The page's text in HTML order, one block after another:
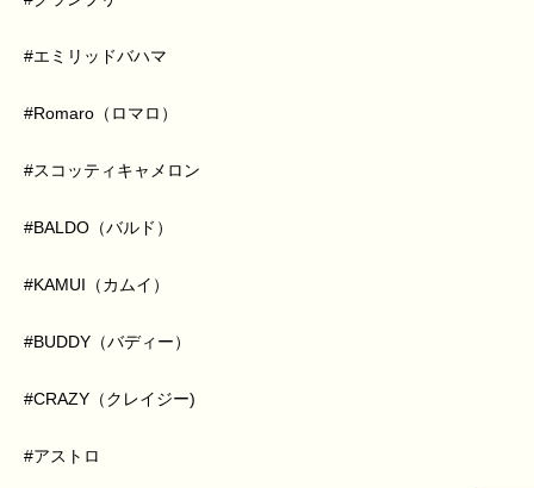
#エミリッドバハマ
#Romaro（ロマロ）
#スコッティキャメロン
#BALDO（バルド）
#KAMUI（カムイ）
#BUDDY（バディー）
#CRAZY（クレイジー)
#アストロ